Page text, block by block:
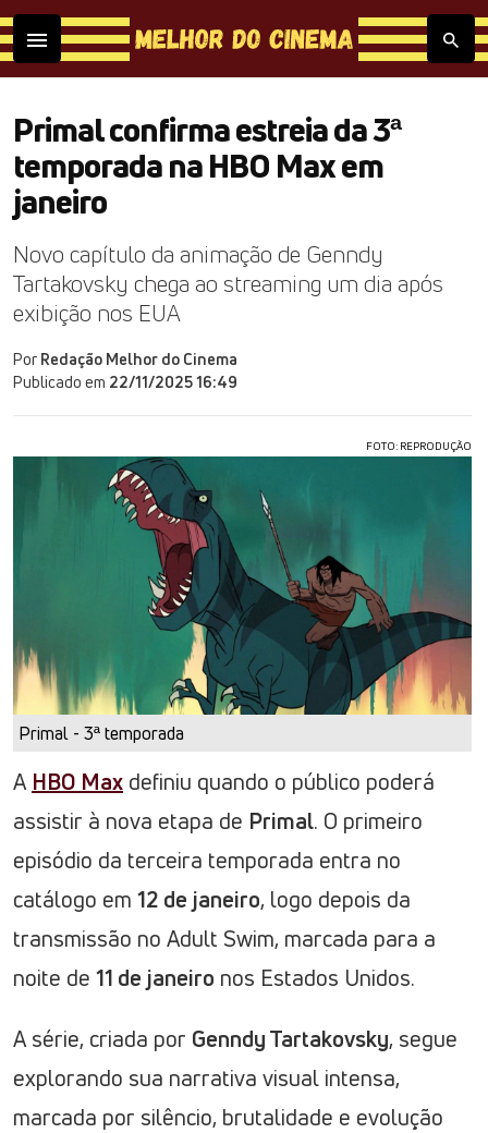
Primal confirma estreia da 3ª
temporada na HBO Max em
janeiro
Novo capítulo da animação de Genndy
Tartakovsky chega ao streaming um dia após
exibição nos EUA
Por Redação Melhor do Cinema
Publicado em 22/11/2025 16:49
FOTO: REPRODUÇÃO
Primal - 3ª temporada
A HBO Max definiu quando o público poderá
assistir à nova etapa de Primal. O primeiro
episódio da terceira temporada entra no
catálogo em 12 de janeiro, logo depois da
transmissão no Adult Swim, marcada para a
noite de 11 de janeiro nos Estados Unidos.
A série, criada por Genndy Tartakovsky, segue
explorando sua narrativa visual intensa,
marcada por silêncio, brutalidade e evolução